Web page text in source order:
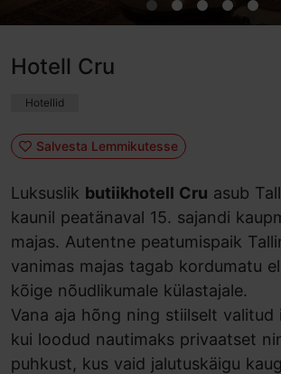
Hotell Cru
Hotellid
Salvesta Lemmikutesse
Luksuslik butiikhotell Cru asub
kaunil peatänaval 15. sajandi
majas. Autentne peatumispaik
vanimas majas tagab kordumatu
kõige nõudlikumale külastajale.
Vana aja hõng ning stiilselt valitud
kui loodud nautimaks privaatset
puhkust, kus vaid jalutuskäigu